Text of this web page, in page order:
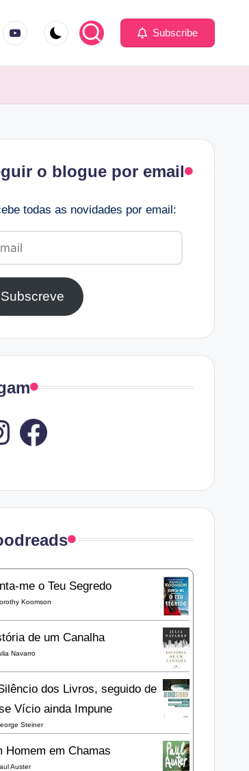
youtube.com Subscribe
o blogue por email
todas as novidades por email:
Subscreve
me o Teu Segredo
Koomson
de um Canalha
Navarro
dos Livros, seguido de
Vício ainda Impune
Steiner
Homem em Chamas
Auster